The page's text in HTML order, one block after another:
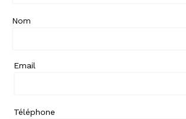
Nom
Email
Téléphone